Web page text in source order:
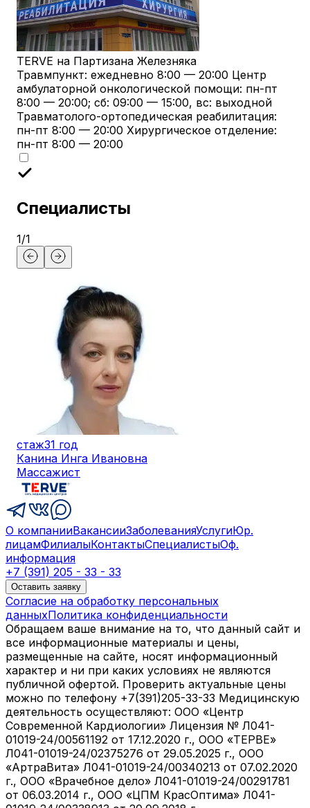
TERVE на Партизана Железняка
Травмпункт: ежедневно 8:00 — 20:00 Центр
амбулаторной онкологической помощи: пн-пт
8:00 — 20:00; сб: 09:00 — 15:00, вс: выходной
Травматолого-ортопедическая реабилитация:
пн-пт 8:00 — 20:00 Хирургическое отделение:
пн-пт 8:00 — 20:00
Специалисты
1/1
стаж31 год
Канина Инга Ивановна
Массажист
О компанииВакансииЗаболеванияУслугиЮр.
лицамФилиалыКонтактыСпециалистыОф.
информация
+7 (391) 205 - 33 - 33
Оставить заявку
Согласие на обработку персональных
данныхПолитика конфиденциальности
Обращаем ваше внимание на то, что данный сайт и
все информационные материалы и цены,
размещенные на сайте, носят информационный
характер и ни при каких условиях не являются
публичной офертой. Проверить актуальные цены
можно по телефону +7(391)205-33-33 Медицинскую
деятельность осуществляют: ООО «Центр
Современной Кардиологии» Лицензия № Л041-
01019-24/00561192 от 17.12.2020 г., ООО «ТЕРВЕ»
Л041-01019-24/02375276 от 29.05.2025 г., ООО
«АртраВита» Л041-01019-24/00340213 от 07.02.2020
г., ООО «Врачебное дело» Л041-01019-24/00291781
от 06.03.2014 г., ООО «ЦПМ КрасОптима» Л041-